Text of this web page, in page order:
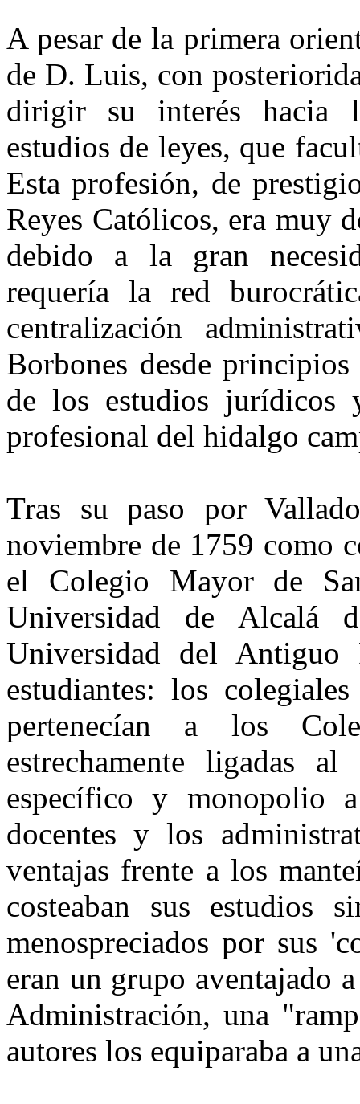
A pesar de la primera
de D. Luis, con
dirigir su interés hacia
estudios de leyes, que
Esta profesión, de
Reyes Católicos, era muy
debido a la gran
requería la red
centralización
Borbones desde
de los estudios jurídicos
profesional del hidalgo
Tras su paso por
noviembre de 1759 como
el Colegio Mayor de
Universidad de Alcalá
Universidad del Antiguo
estudiantes: los
pertenecían a los
estrechamente ligadas
específico y monopolio
docentes y los
ventajas frente a los
costeaban sus estudios
menospreciados por sus
eran un grupo aventajado
Administración, una
autores los equiparaba a